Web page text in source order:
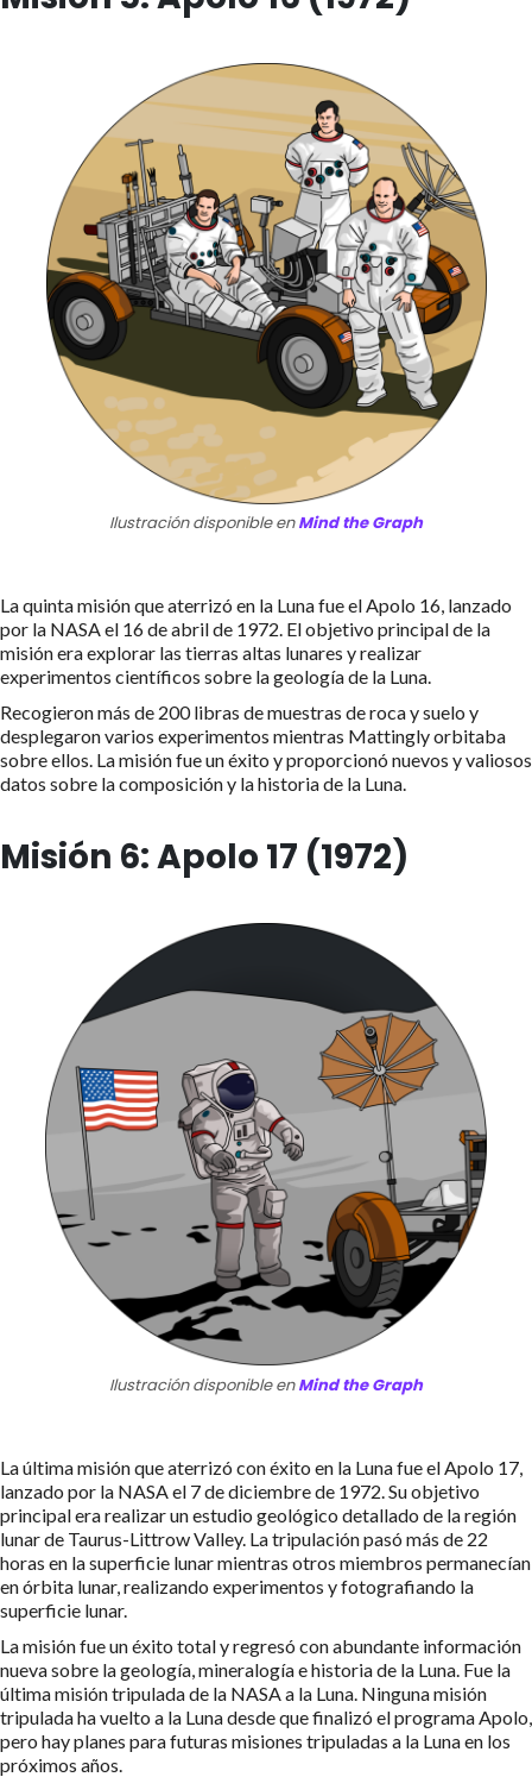
Ilustración disponible enMind the Graph
La quinta misión que aterrizó en la Luna fue el Apolo 16, lanzado
por la NASA el 16 de abril de 1972. El objetivo principal de la
misión era explorar las tierras altas lunares y realizar
experimentos científicos sobre la geología de la Luna.
Recogieron más de 200 libras de muestras de roca y suelo y
desplegaron varios experimentos mientras Mattingly orbitaba
sobre ellos. La misión fue un éxito y proporcionó nuevos y valiosos
datos sobre la composición y la historia de la Luna.
Misión 6: Apolo 17 (1972)
Ilustración disponible enMind the Graph
La última misión que aterrizó con éxito en la Luna fue el Apolo 17,
lanzado por la NASA el 7 de diciembre de 1972. Su objetivo
principal era realizar un estudio geológico detallado de la región
lunar de Taurus-Littrow Valley. La tripulación pasó más de 22
horas en la superficie lunar mientras otros miembros permanecían
en órbita lunar, realizando experimentos y fotografiando la
superficie lunar.
La misión fue un éxito total y regresó con abundante información
nueva sobre la geología, mineralogía e historia de la Luna. Fue la
última misión tripulada de la NASA a la Luna. Ninguna misión
tripulada ha vuelto a la Luna desde que finalizó el programa Apolo,
pero hay planes para futuras misiones tripuladas a la Luna en los
próximos años.